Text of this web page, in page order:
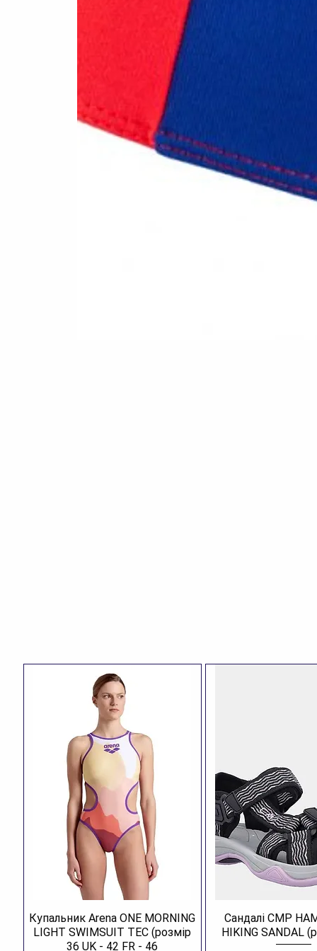
Купальник Arena ONE MORNING
LIGHT SWIMSUIT TEC (розмір
36 UK - 42 FR - 46
Сандалі CMP
HIKING SANDAL